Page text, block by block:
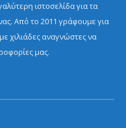
ιστοσελίδα για τα
Από το 2011 γράφουμε για
χιλιάδες αναγνώστες να
μας.